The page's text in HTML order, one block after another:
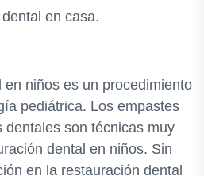
en casa.
en niños es un procedimiento
pediátrica. Los empastes
dentales son técnicas muy
dental en niños. Sin
en la restauración dental